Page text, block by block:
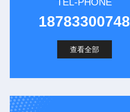
18783300748
查看全部